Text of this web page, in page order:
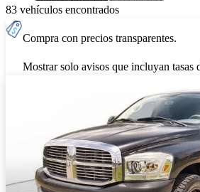
83 vehículos encontrados
Compra con precios transparentes.
Mostrar solo avisos que incluyan tasas